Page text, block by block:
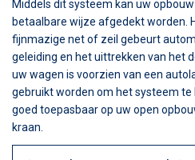
Middels dit systeem kan uw
betaalbare wijze afgedekt worden.
fijnmazige net of zeil gebeurt
geleiding en het uittrekken van het
uw wagen is voorzien van een
gebruikt worden om het systeem te
goed toepasbaar op uw open
kraan.